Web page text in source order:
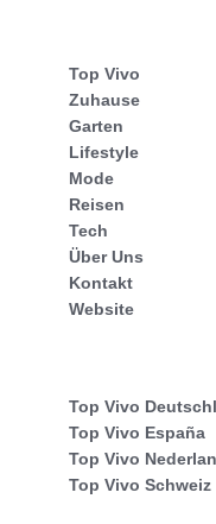
Top Vivo
Zuhause
Garten
Lifestyle
Mode
Reisen
Tech
Über Uns
Kontakt
Website
Top Vivo
Top Vivo España
Top Vivo
Top Vivo Schweiz